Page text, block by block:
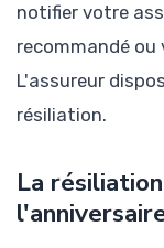
notifier votre
recommandé ou
L'assureur
résiliation.
La